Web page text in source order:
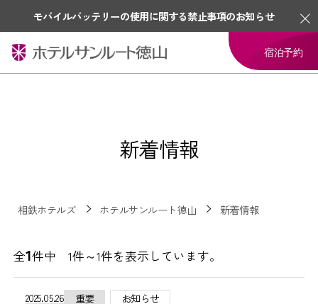
モバイルバッテリーの使用に関する禁止事項のお知らせ
宿泊予約
新着情報
相鉄ホテルズ ホテルサンルート徳山 新着情報
全1件中 1件～1件を表示しています。
2025.05.26 重要
お知らせ